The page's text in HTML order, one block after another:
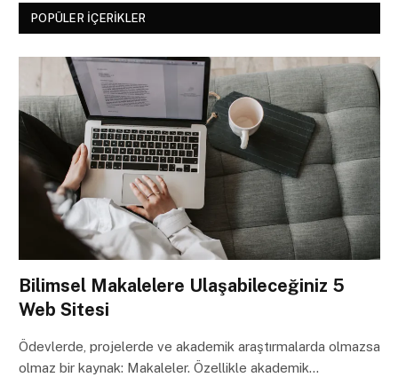
POPÜLER İÇERIKLER
Bilimsel Makalelere Ulaşabileceğiniz 5
Web Sitesi
Ödevlerde, projelerde ve akademik araştırmalarda olmazsa
olmaz bir kaynak: Makaleler. Özellikle akademik…